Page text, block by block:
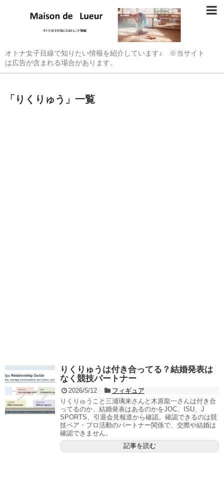
オトナ女子目線で知りたい情報を紹介しています♪ ※当サイト
は広告が含まれる場合があります。
「 りくりゅう 」 一覧
りくりゅうは付き合ってる？結婚発表は
なく競技パートナー
2026/5/12
フィギュア
りくりゅうこと三浦璃来さんと木原龍一さんは付き合
ってるのか、結婚発表はあるのかをJOC、ISU、J
SPORTS、引退会見報道から確認。確認できるのは競
技ペア・プロ活動のパートナー関係で、交際や結婚は
確認できません。
記事を読む